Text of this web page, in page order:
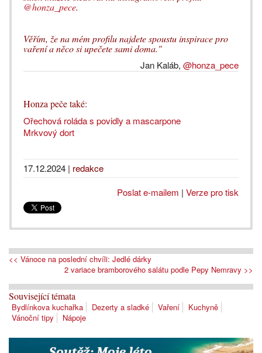
@honza_pece.
Věřím, že na mém profilu najdete spoustu inspirace pro
vaření a něco si upečete sami doma."
Jan Kaláb, @honza_pece
Honza peče také:
Ořechová roláda s povidly a mascarpone
Mrkvový dort
17.12.2024 | redakce
Poslat e-mailem | Verze pro tisk
<< Vánoce na poslední chvíli: Jedlé dárky
2 variace bramborového salátu podle Pepy Nemravy >>
Související témata
Bydlínkova kuchařka Dezerty a sladké Vaření
Kuchyně
Vánoční tipy
Nápoje